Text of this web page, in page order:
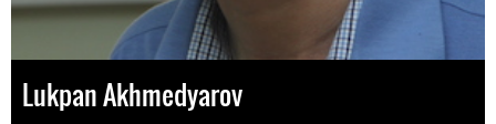
Lukpan Akhmedyarov